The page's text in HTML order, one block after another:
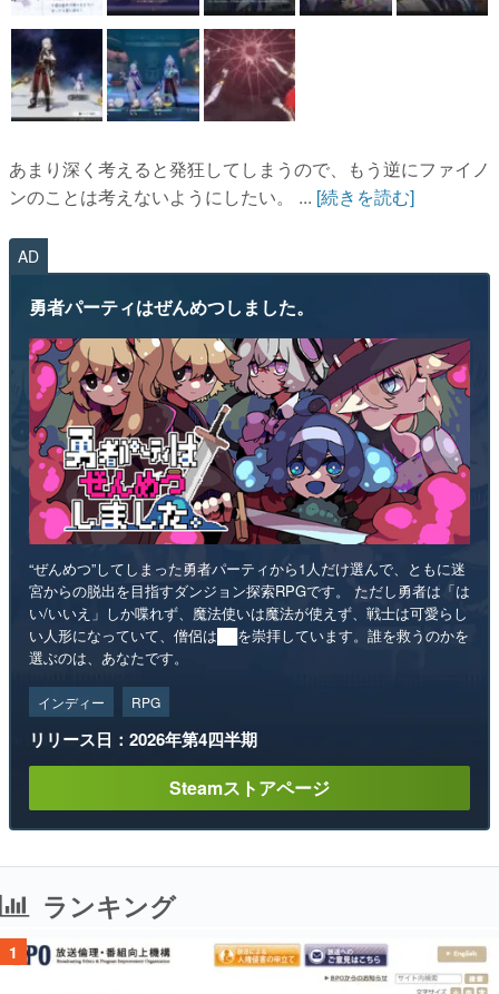
あまり深く考えると発狂してしまうので、もう逆にファイノ
ンのことは考えないようにしたい。 ... [続きを読む]
AD
勇者パーティはぜんめつしました。
“ぜんめつ”してしまった勇者パーティから1人だけ選んで、ともに迷
宮からの脱出を目指すダンジョン探索RPGです。 ただし勇者は「は
い/いいえ」しか喋れず、魔法使いは魔法が使えず、戦士は可愛らし
い人形になっていて、僧侶は██を崇拝しています。誰を救うのかを
選ぶのは、あなたです。
インディー RPG
リリース日：2026年第4四半期
Steamストアページ
ランキング
1